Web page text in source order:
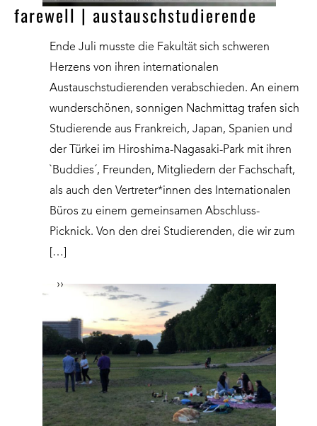
farewell | austauschstudierende
Ende Juli musste die Fakultät sich schweren
Herzens von ihren internationalen
Austauschstudierenden verabschieden. An einem
wunderschönen, sonnigen Nachmittag trafen sich
Studierende aus Frankreich, Japan, Spanien und
der Türkei im Hiroshima-Nagasaki-Park mit ihren
`Buddies´, Freunden, Mitgliedern der Fachschaft,
als auch den Vertreter*innen des Internationalen
Büros zu einem gemeinsamen Abschluss-
Picknick. Von den drei Studierenden, die wir zum
[…]
››